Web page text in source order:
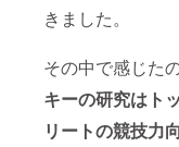
きました。
その中で感じたの
キーの研究はト
リートの競技力